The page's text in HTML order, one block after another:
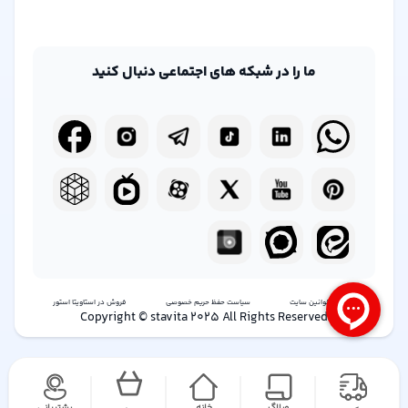
ما را در شبکه های اجتماعی دنبال کنید
شرایط و قوانین سایت سیاست حفظ حریم خصوصی فروش در استاویتا استور
Copyright © stavita 2025 All Rights Reserved